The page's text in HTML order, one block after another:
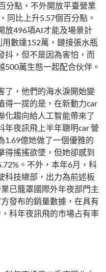
分點，不外開放平臺營業
同比上升5.57個百分點。
放496項AI才能及場景計
數達152萬，鏈接張水瓶
抖，但不是因為害怕，而
500萬生態一起配合伙伴。
了，他們的海水淚開始變
得一提的是，在新動力car
化趨向給人工智能帶來了
年夜訊飛上半年聰明car 營
1.69億她做了一個優雅的
得搖搖欲墜，但她卻感到
。不外，本年6月，科
科技總部，出力為前述板
已籠罩國際外年夜部門主
發布的銷量數據，在具有
科年夜訊飛的市場占有率